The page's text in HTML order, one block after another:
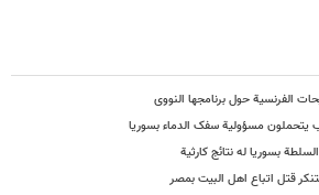
الفرنسیة حول برنامجها النووی
یتحملون مسؤولیة سفک الدماء بسوریا
بسوریا له نتائج کارثیة
قتل اتباع اهل البیت بمصر